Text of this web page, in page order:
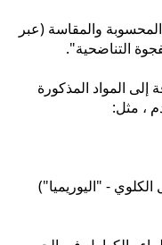
والمقاسة (عبر
التناضحية".
إلى المواد المذكورة
، مثل:
- "اليوريميا")